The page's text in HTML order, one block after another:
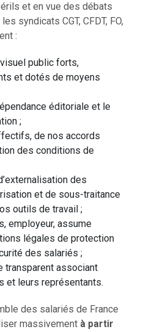
et en vue des débats
syndicats CGT, CFDT, FO,
:
public forts,
et dotés de moyens
éditoriale et le
;
de nos accords
des conditions de
des
et de sous-traitance
outils de travail ;
employeur, assume
légales de protection
des salariés ;
transparent associant
et leurs représentants.
des salariés de France
massivement à partir